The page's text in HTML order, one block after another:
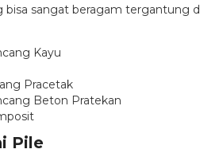
bisa sangat beragam tergantung
Kayu
Pracetak
Beton Pratekan
Pile